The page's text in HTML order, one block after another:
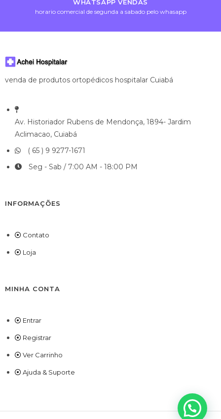
WHATSAPP VENDAS
horario comercial de segunda a sabado pelo whasapp
venda de produtos ortopédicos hospitalar Cuiabá
Av. Historiador Rubens de Mendonça, 1894- Jardim
Aclimacao, Cuiabá
( 65 ) 9 9277-1671
Seg - Sab / 7:00 AM - 18:00 PM
INFORMAÇÕES
Contato
Loja
MINHA CONTA
Entrar
Registrar
Ver Carrinho
Ajuda & Suporte